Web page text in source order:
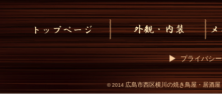
プライバシ
©2014 広島市西区横川の焼き鳥屋・居酒